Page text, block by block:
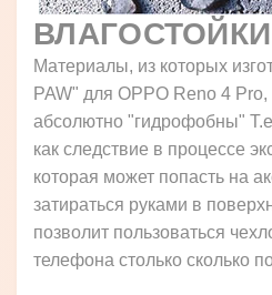
Материалы, из которых
PAW" для OPPO Reno 4 Pro,
абсолютно "гидрофобны"
как следствие в процессе
которая может попасть на
затираться руками в
позволит пользоваться
телефона столько сколько